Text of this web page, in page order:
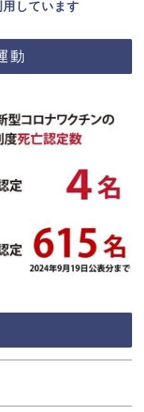
しています
動